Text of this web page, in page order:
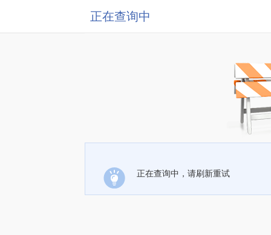
正在查询中
正在查询中，请刷新重试